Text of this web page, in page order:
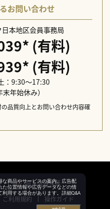
お問い合わせ
本地区会員事務局
* (有料)
* (有料)
：9:30～17:30
末年始休み）
品質向上とお問い合わせ内容確
個人情報保護
ご利用規約 操作ガイド
な商品やサービスの案内、広告配
た位置情報や広告データなどの情
用する場合があります。詳細Q&A